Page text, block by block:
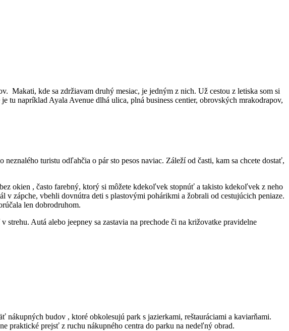
Makati, kde sa zdržiavam druhý mesiac, je jedným z nich. Už cestou z letiska som si
napríklad Ayala Avenue dlhá ulica, plná business centier, obrovských mrakodrapov,
turistu odľahčia o pár sto pesos naviac. Záleží od časti, kam sa chcete dostať,
okien , často farebný, ktorý si môžete kdekoľvek stopnúť a takisto kdekoľvek z neho
v zápche, vbehli dovnútra deti s plastovými pohárikmi a žobrali od cestujúcich peniaze.
len dobrodruhom.
Autá alebo jeepney sa zastavia na prechode či na križovatke pravidelne
budov , ktoré obkolesujú park s jazierkami, reštauráciami a kaviarňami.
praktické prejsť z ruchu nákupného centra do parku na nedeľný obrad.